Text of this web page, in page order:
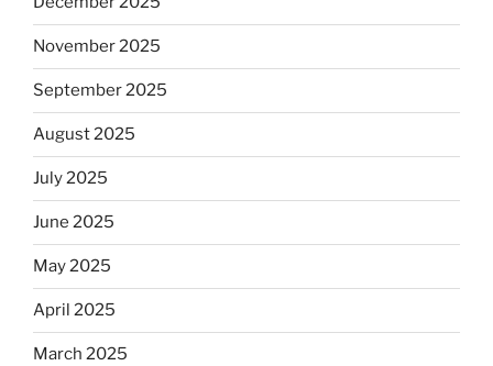
November 2025
September 2025
August 2025
July 2025
June 2025
May 2025
April 2025
March 2025